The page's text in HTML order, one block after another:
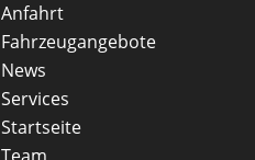
Anfahrt
Fahrzeugangebote
News
Services
Startseite